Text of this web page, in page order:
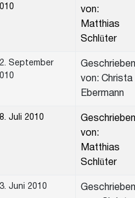
von:
Matthias
Schlüter
September
Geschrieben
von: Christa
Ebermann
Juli 2010
Geschrieben
von:
Matthias
Schlüter
Juni 2010 Geschrieben